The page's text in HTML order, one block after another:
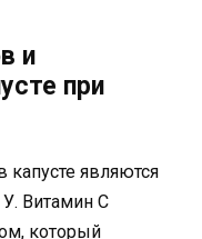
и
при
являются
Витамин С
который